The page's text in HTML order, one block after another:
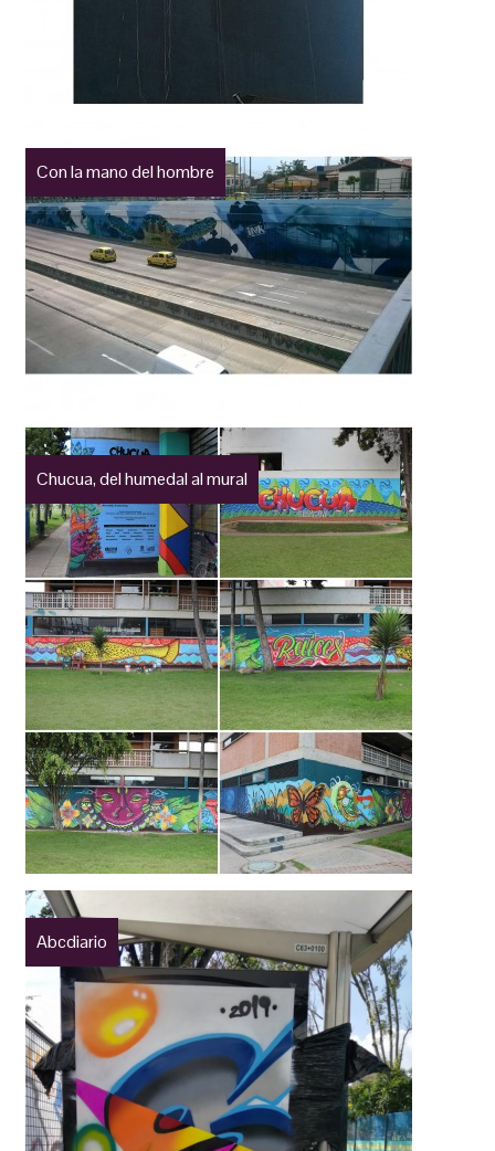
Con la mano del hombre
Chucua, del humedal al mural
Abcdiario